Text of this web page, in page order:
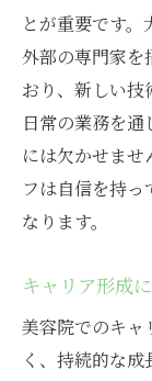
とが重要です。
外部の専門家を
おり、新しい技
日常の業務を
には欠かせま
フは自信を持
なります。
キャリア形成
美容院でのキャ
く、持続的な